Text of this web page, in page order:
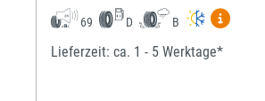
69 D B
Mehr
Lieferzeit: ca. 1 - 5 Werktage*